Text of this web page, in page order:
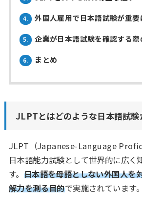
4. 外国人雇用で日本語試験が重要
5. 企業が日本語試験を確認する際
6. まとめ
JLPTとはどのような日本語試験
JLPT（Japanese-Language
日本語能力試験として世界的に広く
す。 日本語を母語としない外国人を
解力を測る目的で実施されています。